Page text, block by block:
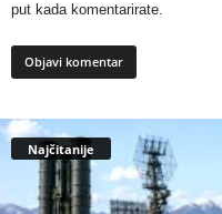
put kada komentarirate.
Najčitanije